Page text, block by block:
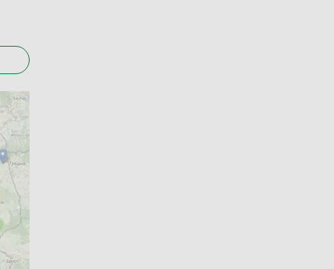
zamówienia
przebiega sprawnie i bez stresu. Platforma
medycznego, dzięki czemu zadbasz o zdrowie
odbioru produktów!